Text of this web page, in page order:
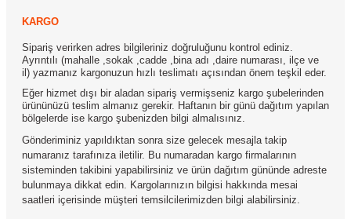
KARGO
Sipariş verirken adres bilgileriniz doğruluğunu kontrol ediniz.
Ayrıntılı (mahalle ,sokak ,cadde ,bina adı ,daire numarası, ilçe ve
il) yazmanız kargonuzun hızlı teslimatı açısından önem teşkil eder.
Eğer hizmet dışı bir aladan sipariş vermişseniz kargo şubelerinden
ürününüzü teslim almanız gerekir. Haftanın bir günü dağıtım yapılan
bölgelerde ise kargo şubenizden bilgi almalısınız.
Gönderiminiz yapıldıktan sonra size gelecek mesajla takip
numaranız tarafınıza iletilir. Bu numaradan kargo firmalarının
sisteminden takibini yapabilirsiniz ve ürün dağıtım gününde adreste
bulunmaya dikkat edin. Kargolarınızın bilgisi hakkında mesai
saatleri içerisinde müşteri temsilcilerimizden bilgi alabilirsiniz.